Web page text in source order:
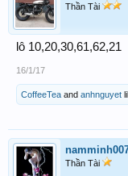
Thần Tài
lô 10,20,30,61,62,21
16/1/17
CoffeeTea and anhnguyet
Thần Tài